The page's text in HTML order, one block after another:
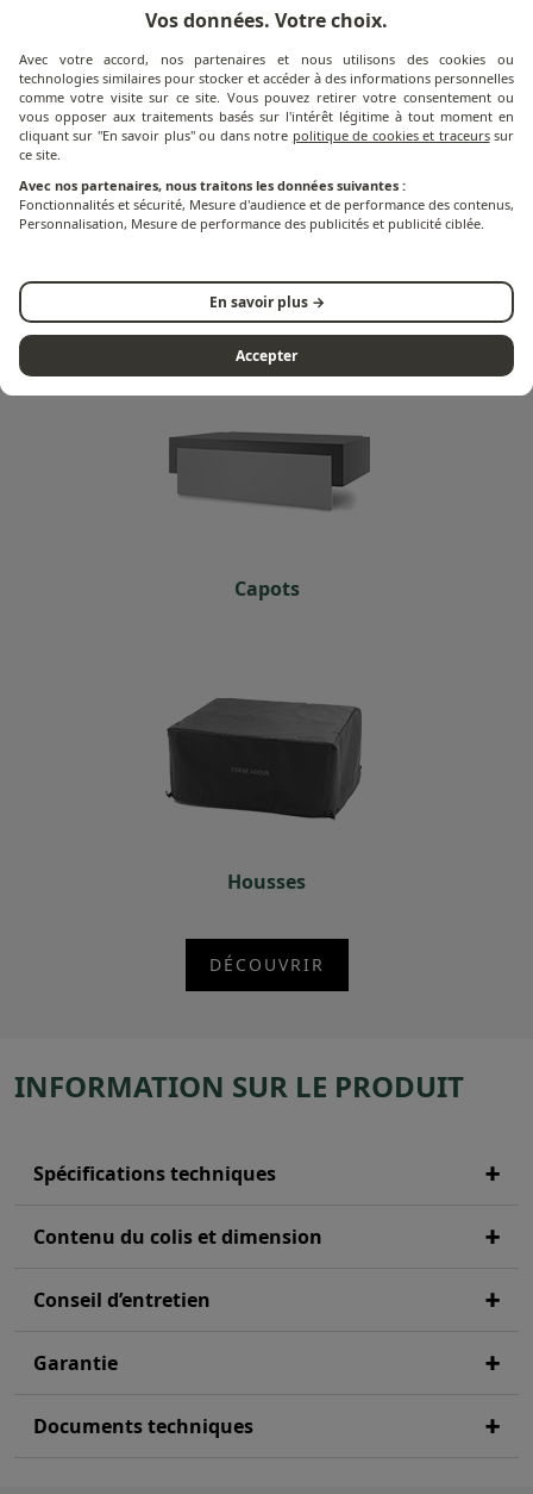
Planchas
Capots
Housses
DÉCOUVRIR
INFORMATION SUR LE PRODUIT
Spécifications techniques
Contenu du colis et dimension
Conseil d’entretien
Garantie
Documents techniques
Vos données. Votre choix.
Avec votre accord, nos partenaires et nous utilisons des cookies ou
technologies similaires pour stocker et accéder à des informations personnelles
comme votre visite sur ce site. Vous pouvez retirer votre consentement ou
vous opposer aux traitements basés sur l'intérêt légitime à tout moment en
cliquant sur "En savoir plus" ou dans notre politique de cookies et traceurssur
ce site.
Avec nos partenaires, nous traitons les données suivantes :
Fonctionnalités et sécurité, Mesure d'audience et de performance des contenus,
Personnalisation, Mesure de performance des publicités et publicité ciblée.
En savoir plus →
Accepter